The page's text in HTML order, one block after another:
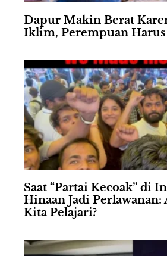
Dapur Makin Berat
Iklim, Perempuan Harus
Saat “Partai Kecoak” di
Hinaan Jadi Perlawanan:
Kita Pelajari?